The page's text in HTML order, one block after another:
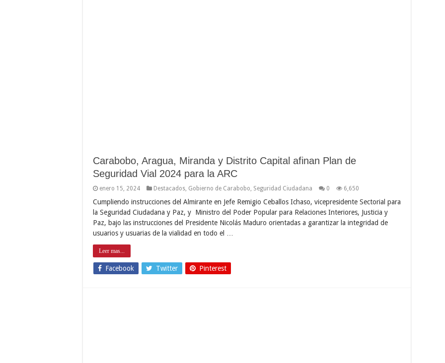
Carabobo, Aragua, Miranda y Distrito Capital afinan Plan de
Seguridad Vial 2024 para la ARC
enero 15, 2024 Destacados Gobierno de Carabobo Seguridad Ciudadana 0 6,650
Cumpliendo instrucciones del Almirante en Jefe Remigio Ceballos Ichaso, vicepresidente Sectorial para
la Seguridad Ciudadana y Paz, y Ministro del Poder Popular para Relaciones Interiores, Justicia y
Paz, bajo las instrucciones del Presidente Nicolás Maduro orientadas a garantizar la integridad de
usuarios y usuarias de la vialidad en todo el …
Leer mas...
Facebook Twitter Pinterest